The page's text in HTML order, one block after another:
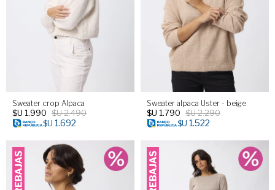
Sweater crop Alpaca
$U 1.990 $U2.490
$U 1.692
Sweater alpaca Uster - beige
$U 1.790 $U2.290
$U 1.522